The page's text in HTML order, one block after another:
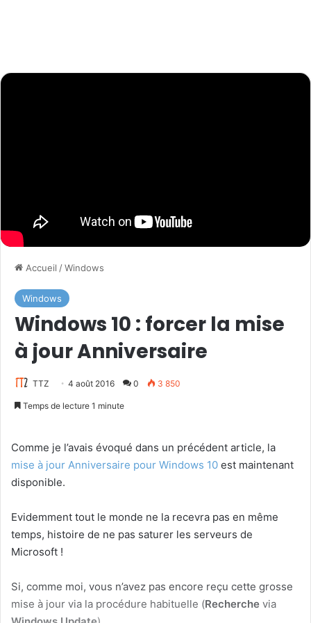
Accueil /Windows
Windows
Windows 10 : forcer la mise
à jour Anniversaire
TTZ 4 août 2016 0 3 850
Temps de lecture 1 minute
Comme je l’avais évoqué dans un précédent article, la
mise à jour Anniversaire pour Windows 10 est maintenant
disponible.
Evidemment tout le monde ne la recevra pas en même
temps, histoire de ne pas saturer les serveurs de
Microsoft !
Si, comme moi, vous n’avez pas encore reçu cette grosse
mise à jour via la procédure habituelle (Recherche via